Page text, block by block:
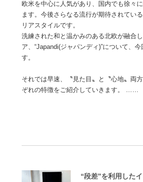
欧米を中心に人気があり、国内でも徐々
ます。今後さらなる流行が期待されてい
リアスタイルです。
洗練された和と温かみのある北欧が融合
ア、“Japandi(ジャパンディ)”について、
す。
それでは早速、〝見た目〟と〝心地〟両
ぞれの特徴をご紹介していきます。 ……
“段差”を利用した